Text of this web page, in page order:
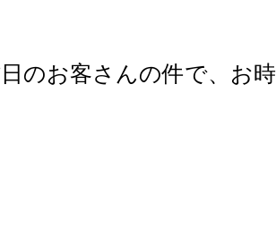
日のお客さんの件で、お